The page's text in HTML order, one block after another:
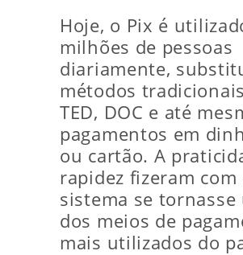
Hoje, o Pix é
milhões de pessoas
diariamente,
métodos
TED, DOC e até
pagamentos em
ou cartão. A
rapidez fizeram com
sistema se tornasse
dos meios de
mais utilizados do